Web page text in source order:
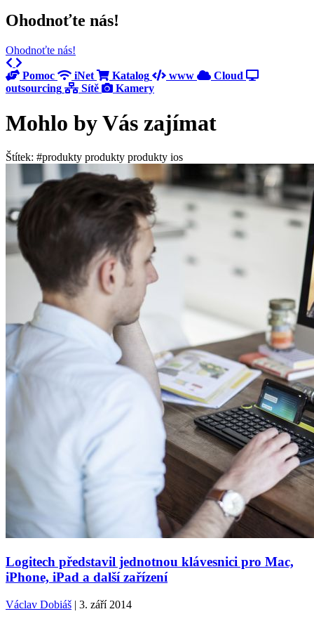
Ohodnoťte nás!
Ohodnoťte nás!
Previous
Pomoc
iNet Katalog www
Cloud
outsourcing
Sítě Kamery
Mohlo by Vás zajímat
Štítek: #produkty produkty produkty ios
Logitech představil jednotnou klávesnici pro Mac,
iPhone, iPad a další zařízení
Václav Dobiáš | 3. září 2014